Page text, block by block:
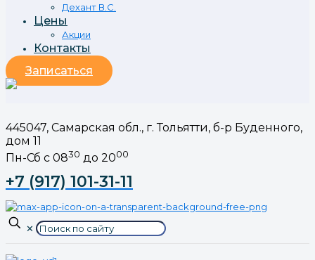
Дехант В.С.
Цены
Акции
Контакты
Записаться
445047, Самарская обл., г. Тольятти, б-р Буденного,
дом 11
Пн-Сб с 0830 до 2000
+7 (917) 101-31-11
✕